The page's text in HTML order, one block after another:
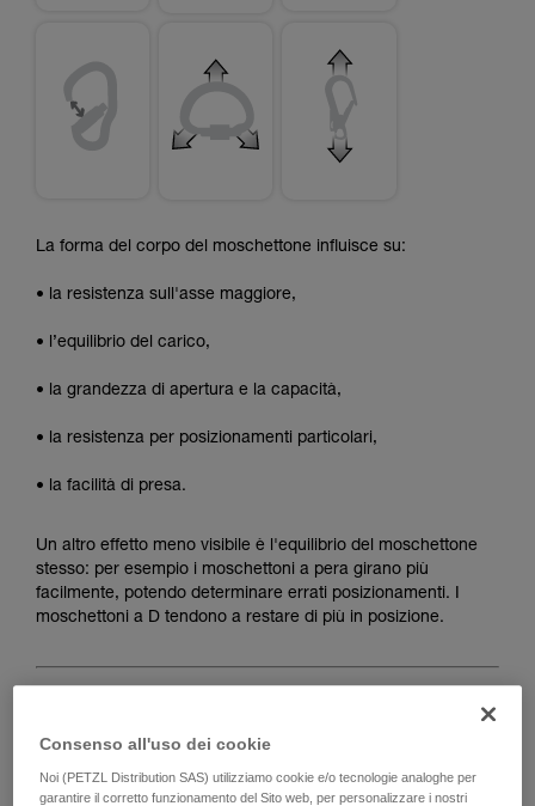
La forma del corpo del moschettone influisce su:
• la resistenza sull'asse maggiore,
• l’equilibrio del carico,
• la grandezza di apertura e la capacità,
• la resistenza per posizionamenti particolari,
• la facilità di presa.
Un altro effetto meno visibile è l'equilibrio del moschettone
stesso: per esempio i moschettoni a pera girano più
facilmente, potendo determinare errati posizionamenti. I
moschettoni a D tendono a restare di più in posizione.
D
Consenso all'uso dei cookie
Noi (PETZL Distribution SAS) utilizziamo cookie e/o tecnologie analoghe per
garantire il corretto funzionamento del Sito web, per personalizzare i nostri